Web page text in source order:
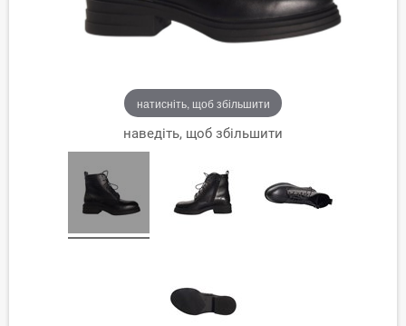
натисніть, щоб збільшити
наведіть, щоб збільшити